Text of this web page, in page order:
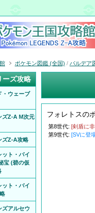
フォレトスの
第8世代: [剣盾に
第9世代: [SVに登
ポケモン図鑑 (全国) / パルデア
ーズ攻略
・ウェーブ
ズZ-A M次元
ズZ-A攻略
ット・バイ
宝 (碧の仮
ット・バイ
ズアルセウ